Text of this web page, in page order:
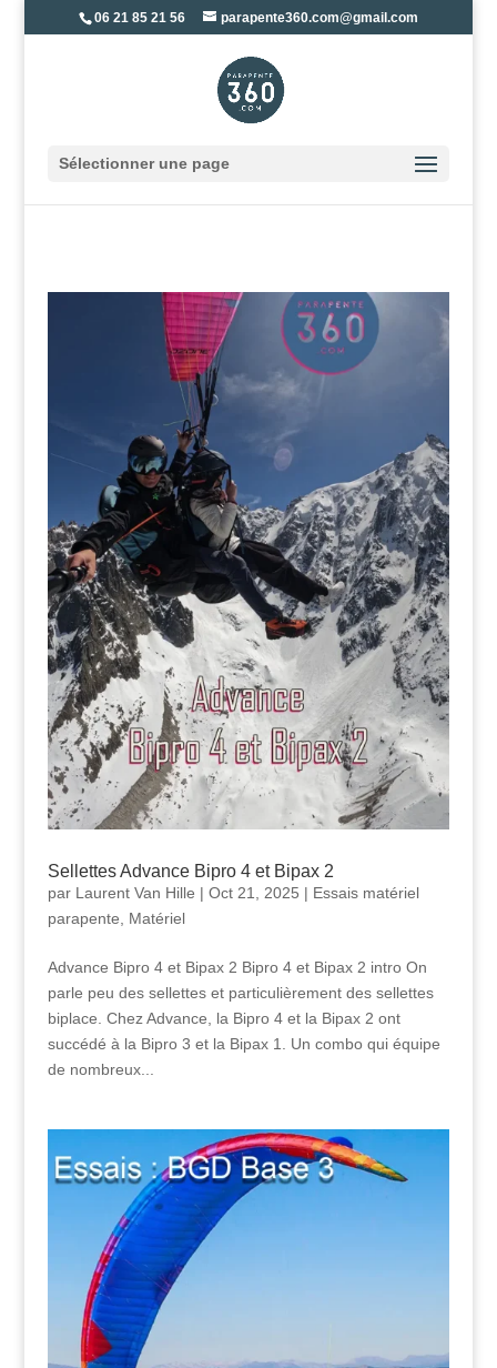
06 21 85 21 56 parapente360.com@gmail.com
Sélectionner une page
Sellettes Advance Bipro 4 et Bipax 2
par Laurent Van Hille | Oct 21, 2025 | Essais matériel
parapente
Matériel
Advance Bipro 4 et Bipax 2 Bipro 4 et Bipax 2 intro On
parle peu des sellettes et particulièrement des sellettes
biplace. Chez Advance, la Bipro 4 et la Bipax 2 ont
succédé à la Bipro 3 et la Bipax 1. Un combo qui équipe
de nombreux...